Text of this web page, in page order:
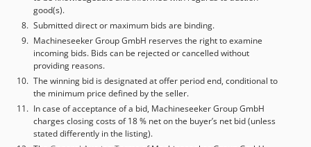
good(s).
Submitted direct or maximum bids are binding.
Machineseeker Group GmbH reserves the right to examine
incoming bids. Bids can be rejected or cancelled without
providing reasons.
The winning bid is designated at offer period end, conditional to
the minimum price defined by the seller.
In case of acceptance of a bid, Machineseeker Group GmbH
charges closing costs of 18 % net on the buyer’s net bid (unless
stated differently in the listing).